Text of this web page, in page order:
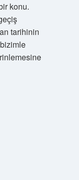
konu.
tarihinin
bizimle